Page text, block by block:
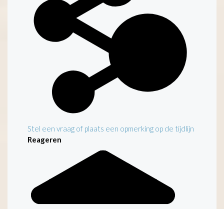
Stel een vraag of plaats een opmerking op de tijdlijn
Reageren